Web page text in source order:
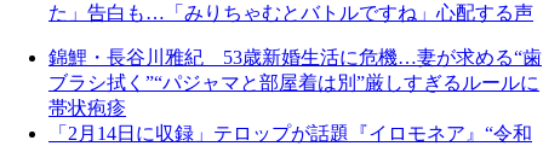
た」告白も…「みりちゃむとバトルですね」心配する声
錦鯉・長谷川雅紀 53歳新婚生活に危機…妻が求める“歯
ブラシ拭く”“パジャマと部屋着は別”厳しすぎるルールに
帯状疱疹
「2月14日に収録」テロップが話題『イロモネア』“令和